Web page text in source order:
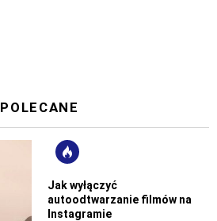
POLECANE
Jak wyłączyć
autoodtwarzanie filmów na
Instagramie